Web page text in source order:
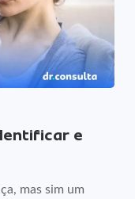
e
mas sim um